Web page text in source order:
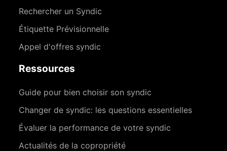
Rechercher un Syndic
Étiquette Prévisionnelle
Appel d'offres syndic
Ressources
Guide pour bien choisir son syndic
Changer de syndic: les questions essentielles
Évaluer la performance de votre syndic
Actualités de la copropriété